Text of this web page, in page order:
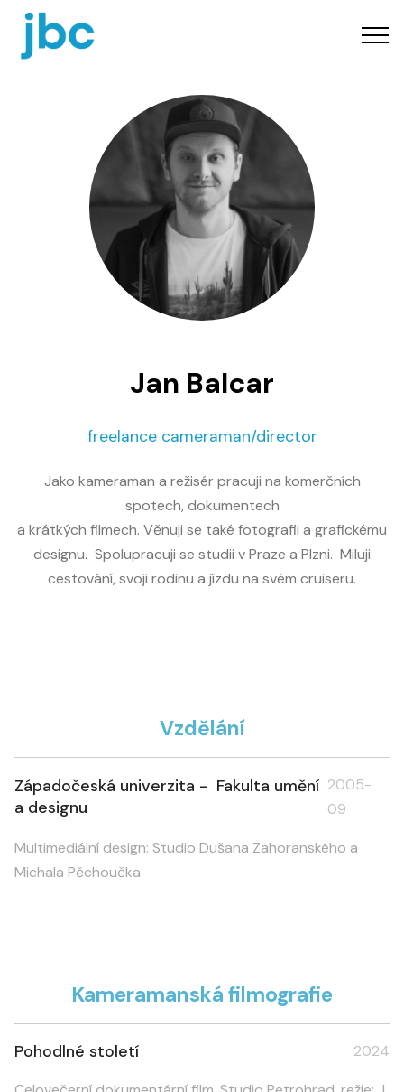
Jan Balcar
freelance cameraman/director
Jako kameraman a režisér pracuji na komerčních
spotech, dokumentech
a krátkých filmech. Věnuji se také fotografii a grafickému
designu. Spolupracuji se studii v Praze a Plzni. Miluji
cestování, svoji rodinu a jízdu na svém cruiseru.
Vzdělání
Západočeská univerzita - Fakulta umění
a designu
2005-
09
Multimediální design: Studio Dušana Zahoranského a
Michala Pěchoučka
Kameramanská filmografie
Pohodlné století 2024